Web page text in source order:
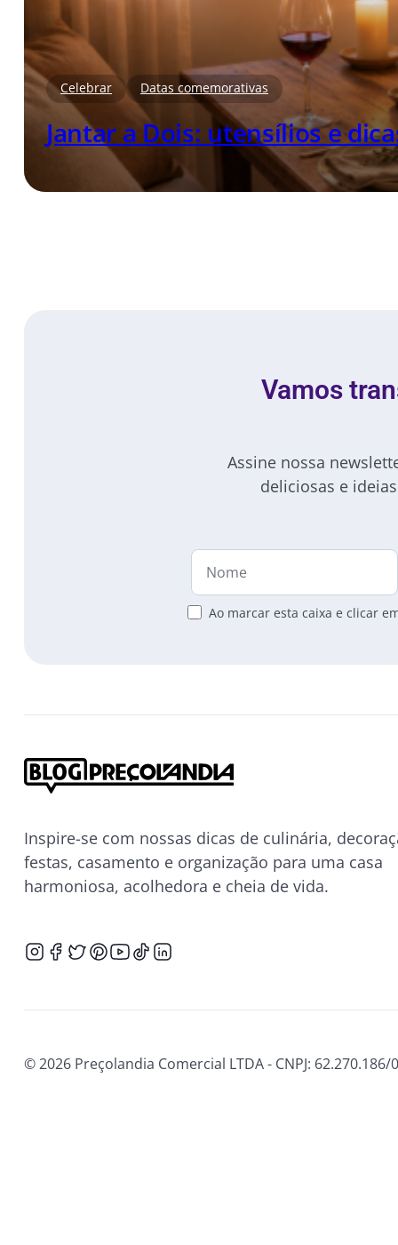
Celebrar Datas comemorativas
Jantar a Dois: utensílios e
Vamos
Assine nossa
deliciosas e
Ao marcar esta caixa e clicar
Inspire-se com nossas dicas de culinária,
festas, casamento e organização para uma casa
harmoniosa, acolhedora e cheia de vida.
© 2026 Preçolandia Comercial LTDA - CNPJ: 62.270.186/